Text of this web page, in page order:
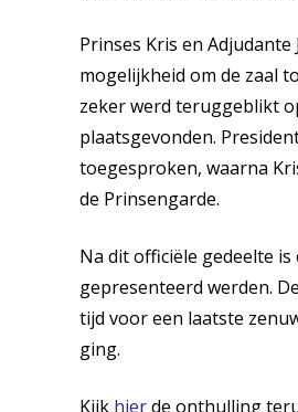
Prinses Kris en
mogelijkheid om de zaal
zeker werd teruggeblikt
plaatsgevonden.
toegesproken, waarna
de Prinsengarde.
Na dit officiële gedeelte
gepresenteerd werden.
tijd voor een laatste
ging.
Kijk hierde onthulling